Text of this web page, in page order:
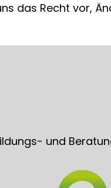
das Recht vor,